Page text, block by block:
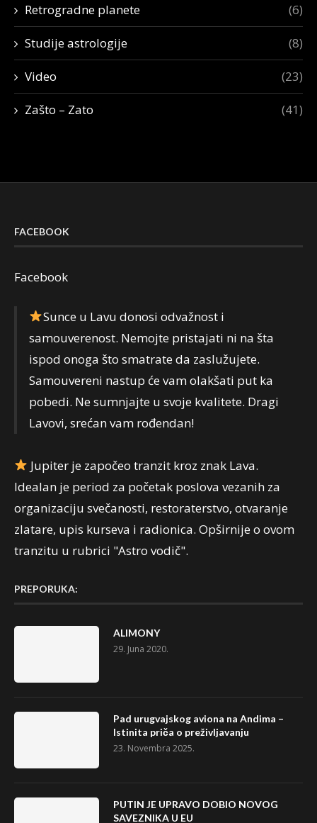
Retrogradne planete (6)
Studije astrologije (8)
Video (23)
Zašto – Zato (41)
FACEBOOK
Facebook
Sunce u Lavu donosi odvažnost i
samouverenost. Nemojte pristajati ni na šta
ispod onoga što smatrate da zaslužujete.
Samouvereni nastup će vam olakšati put ka
pobedi. Ne sumnjajte u svoje kvalitete. Dragi
Lavovi, srećan vam rođendan!
Jupiter je započeo tranzit kroz znak Lava.
Idealan je period za početak poslova vezanih za
organizaciju svečanosti, restoraterstvo, otvaranje
zlatare, upis kurseva i radionica. Opširnije o ovom
tranzitu u rubrici "Astro vodič".
PREPORUKA:
ALIMONY
29. Juna 2020.
Pad urugvajskog aviona na Andima –
Istinita priča o preživljavanju
23. Novembra 2025.
PUTIN JE UPRAVO DOBIO NOVOG
SAVEZNIKA U EU